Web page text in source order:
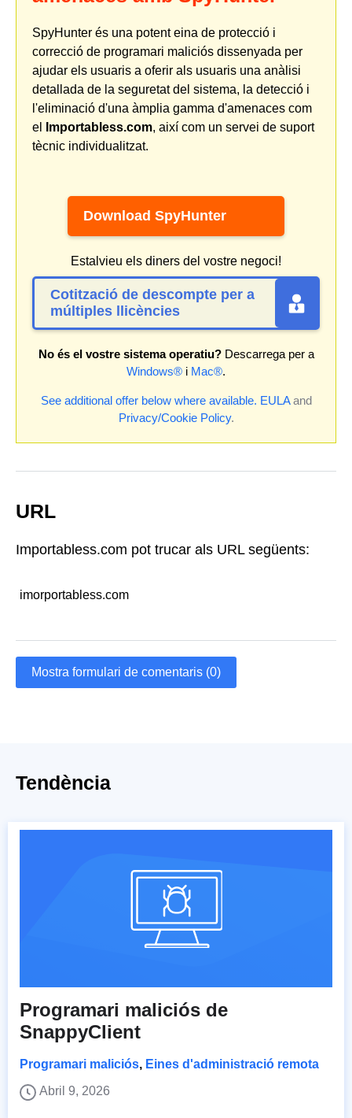
SpyHunter és una potent eina de protecció i
correcció de programari maliciós dissenyada per
ajudar els usuaris a oferir als usuaris una anàlisi
detallada de la seguretat del sistema, la detecció i
l'eliminació d'una àmplia gamma d'amenaces com
el
Importabless.com, així com un servei de suport
tècnic individualitzat.
Download SpyHunter
Estalvieu els diners del vostre negoci!
Cotització de descompte per a
múltiples llicències
No és el vostre sistema operatiu?Descarrega per a
Windows® i Mac®.
See additional offer below where available. EULAand
Privacy/Cookie Policy.
URL
Importabless.com pot trucar als URL següents:
imorportabless.com
Mostra formulari de comentaris (0)
Tendència
Programari maliciós de
SnappyClient
Programari maliciós, Eines d'administració remota
Abril 9, 2026